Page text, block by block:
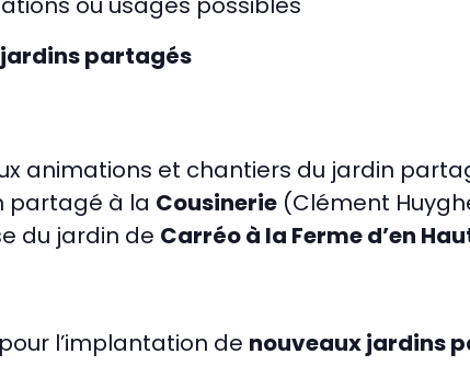
partagés
animations et chantiers du jardin
partagé à la Cousinerie (Clément
du jardin de Carréo à la Ferme d’en
l’implantation de nouveaux jardins